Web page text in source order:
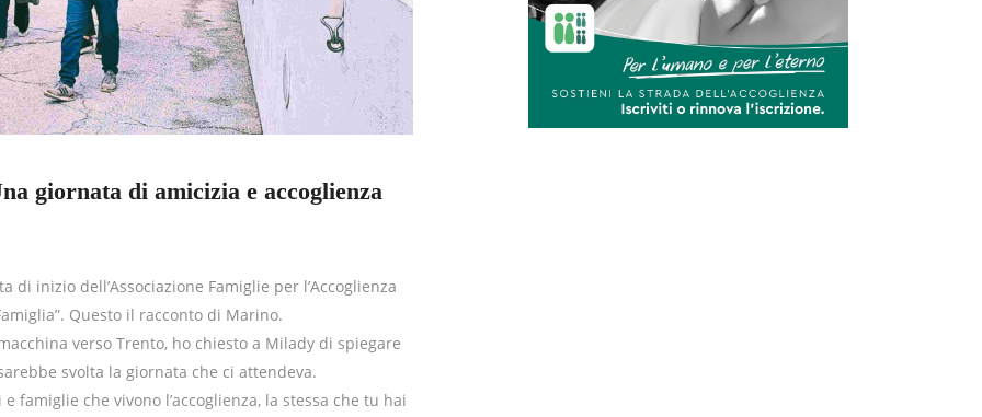
giornata di amicizia e accoglienza
inizio dell’Associazione Famiglie per l’Accoglienza
Questo il racconto di Marino.
verso Trento, ho chiesto a Milady di spiegare
svolta la giornata che ci attendeva.
famiglie che vivono l’accoglienza, la stessa che tu hai